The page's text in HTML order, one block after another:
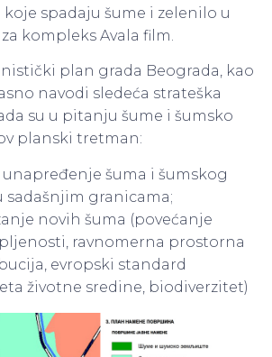
koje spadaju šume i zelenilo u
kompleks Avala film.
plan grada Beograda, kao
navodi sledeća strateška
su u pitanju šume i šumsko
planski tretman:
šuma i šumskog
sadašnjim granicama;
novih šuma (povećanje
ravnomerna prostorna
evropski standard
životne sredine, biodiverzitet)